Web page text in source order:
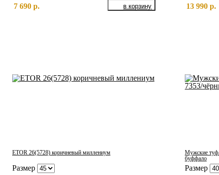
7 690 р.
13 990 р.
ETOR 26(5728) коричневый миллениум
Размер
Мужские
буффало
Размер